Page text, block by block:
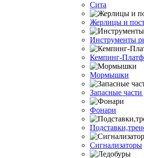
Сита
Жерлицы и
Инструменты
Кемпинг-
Мормышки
Запасные
Фонари
Сигнализаторы